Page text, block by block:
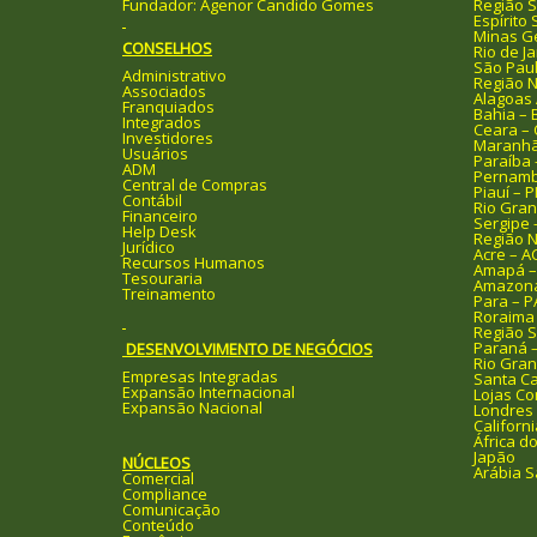
Fundador: Agenor Candido Gomes
CONSELHOS
Administrativo
Associados
Franquiados
Integrados
Investidores
Usuários
ADM
Central de Compras
Contábil
Financeiro
Help Desk
Jurídico
Recursos Humanos
Tesouraria
Treinamento
DESENVOLVIMENTO DE NEGÓCIOS
Empresas Integradas
Expansão Internacional
Expansão Nacional
NÚCLEOS
Comercial
Compliance
Comunicação
Conteúdo
Região
Espírito
Minas
Rio de
São
Região
Alagoas
Bahia –
Ceara –
Paraíba
Piauí – PI
Rio
Sergipe
Região
Acre –
Amapá
Para –
Roraima
Região
Paraná
Rio
Santa
Lojas
Londres
África
Japão
Arábia